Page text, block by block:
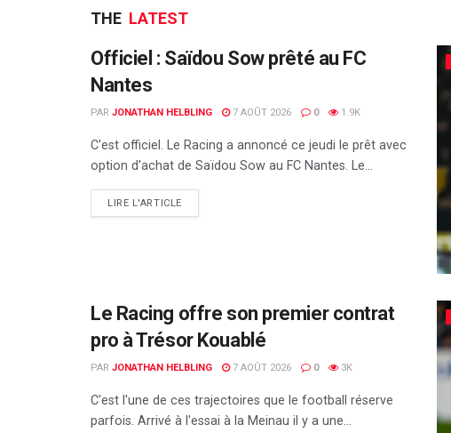
THE LATEST
Officiel : Saïdou Sow prêté au FC
Nantes
PAR JONATHAN HELBLING 7 AOÛT 2026 0 1.9K
C'est officiel. Le Racing a annoncé ce jeudi le prêt avec
option d'achat de Saïdou Sow au FC Nantes. Le...
LIRE L'ARTICLEDETAILS
Le Racing offre son premier contrat
pro à Trésor Kouablé
PAR JONATHAN HELBLING 7 AOÛT 2026 0 3K
C'est l'une de ces trajectoires que le football réserve
parfois. Arrivé à l'essai à la Meinau il y a une...